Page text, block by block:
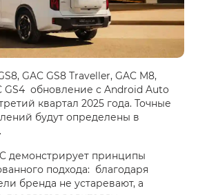
GAC GS8 Traveller, GAC M8,
GS4 обновление с Android Auto
квартал 2025 года. Точные
будут определены в
демонстрирует принципы
подхода: благодаря
бренда не устаревают, а